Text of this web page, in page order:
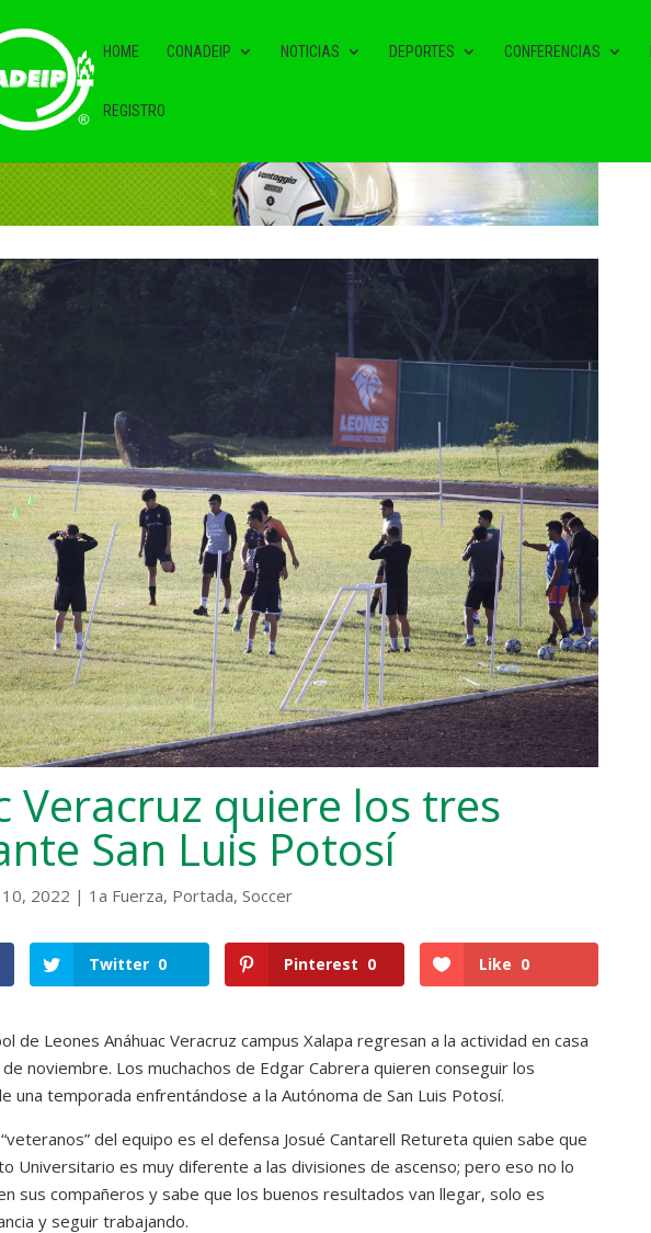
HOME CONADEIP NOTICIAS DEPORTES CONFERENCIAS
REGISTRO
Veracruz quiere los tres
San Luis Potosí
2022 | 1a Fuerza, Portada,Soccer
Twitter 0 Pinterest 0 Like 0
de Leones Anáhuac Veracruz campus Xalapa regresan a la actividad en casa
noviembre. Los muchachos de Edgar Cabrera quieren conseguir los
una temporada enfrentándose a la Autónoma de San Luis Potosí.
del equipo es el defensa Josué Cantarell Retureta quien sabe que
Universitario es muy diferente a las divisiones de ascenso; pero eso no lo
sus compañeros y sabe que los buenos resultados van llegar, solo es
y seguir trabajando.